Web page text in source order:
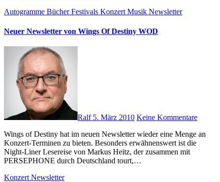
Autogramme BücherFestivals KonzertMusik Newsletter
Neuer Newsletter von Wings Of Destiny WOD
Ralf 5. März 2010 Keine Kommentare
Wings of Destiny hat im neuen Newsletter wieder eine Menge an
Konzert-Terminen zu bieten. Besonders erwähnenswert ist die
Night-Liner Lesereise von Markus Heitz, der zusammen mit
PERSEPHONE durch Deutschland tourt,…
Konzert Newsletter